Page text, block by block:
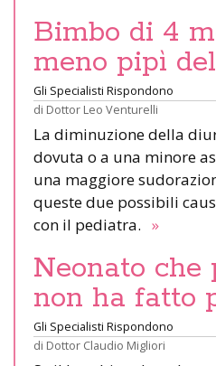
Bimbo di 4
meno pipì
Gli Specialisti Rispondono
di Dottor Leo Venturelli
La diminuzione della
dovuta o a una minore
una maggiore
queste due possibili
con il pediatra. »
Neonato che
non ha fatto
Gli Specialisti Rispondono
di Dottor Claudio Migliori